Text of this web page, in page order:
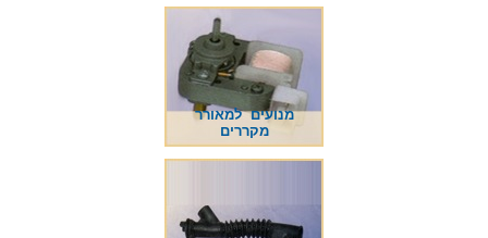
מנועים למאורר
מקררים